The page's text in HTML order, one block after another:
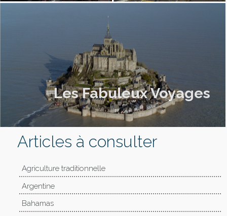
Les Fabuleux Voyages
Articles à consulter
Agriculture traditionnelle
Argentine
Bahamas